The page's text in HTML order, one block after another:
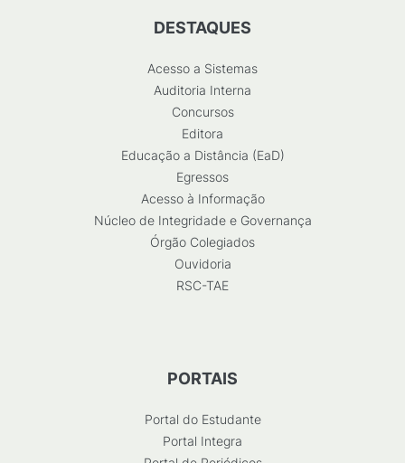
DESTAQUES
Acesso a Sistemas
Auditoria Interna
Concursos
Editora
Educação a Distância (EaD)
Egressos
Acesso à Informação
Núcleo de Integridade e Governança
Órgão Colegiados
Ouvidoria
RSC-TAE
PORTAIS
Portal do Estudante
Portal Integra